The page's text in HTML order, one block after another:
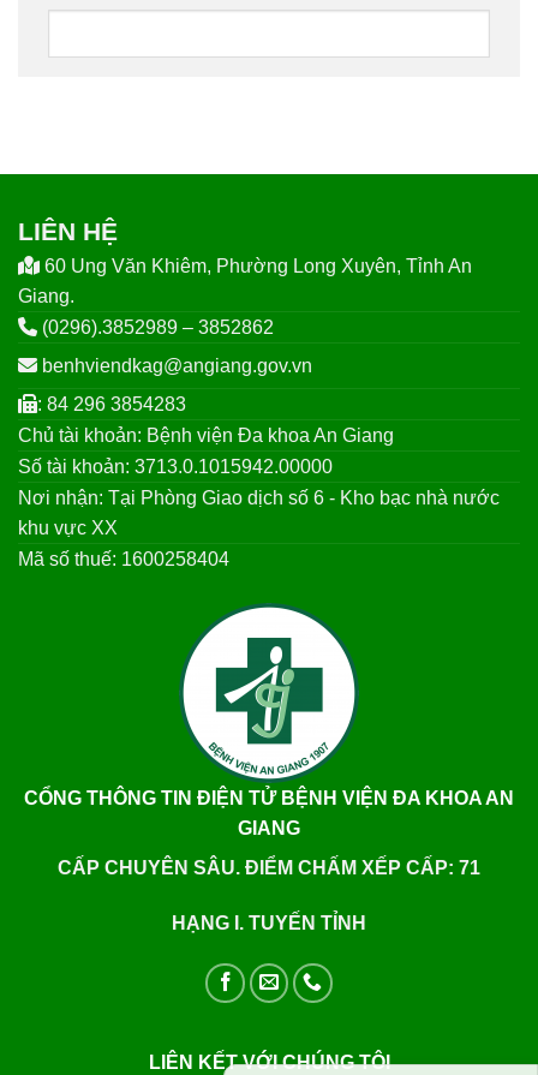
LIÊN HỆ
60 Ung Văn Khiêm, Phường Long Xuyên, Tỉnh An
Giang.
(0296).3852989 – 3852862
benhviendkag@angiang.gov.vn
: 84 296 3854283
Chủ tài khoản: Bệnh viện Đa khoa An Giang
Số tài khoản: 3713.0.1015942.00000
Nơi nhận: Tại Phòng Giao dịch số 6 - Kho bạc nhà nước
khu vực XX
Mã số thuế: 1600258404
CỔNG THÔNG TIN ĐIỆN TỬ BỆNH VIỆN ĐA KHOA AN
GIANG
CẤP CHUYÊN SÂU. ĐIỂM CHẤM XẾP CẤP: 71
HẠNG I. TUYẾN TỈNH
LIÊN KẾT VỚI CHÚNG TÔI